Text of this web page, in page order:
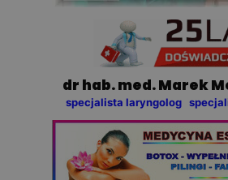
specjalista laryngolog
dr hab. med. Marek